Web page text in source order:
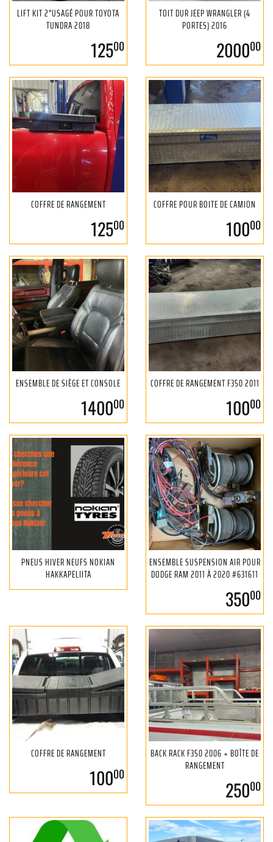
LIFT KIT 2"USAGÉ POUR TOYOTA
TUNDRA 2018
12500
TOIT DUR JEEP WRANGLER (4
PORTES) 2016
200000
COFFRE DE RANGEMENT
12500
COFFRE POUR BOITE DE CAMION
10000
ENSEMBLE DE SIÈGE ET CONSOLE
140000
COFFRE DE RANGEMENT F350 2011
10000
PNEUS HIVER NEUFS NOKIAN
HAKKAPELIITA
ENSEMBLE SUSPENSION AIR POUR
DODGE RAM 2011 À 2020 #631611
35000
COFFRE DE RANGEMENT
10000
BACK RACK F350 2006 + BOÎTE DE
RANGEMENT
25000